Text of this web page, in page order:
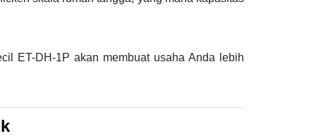
ET-DH-1P akan membuat usaha Anda lebih